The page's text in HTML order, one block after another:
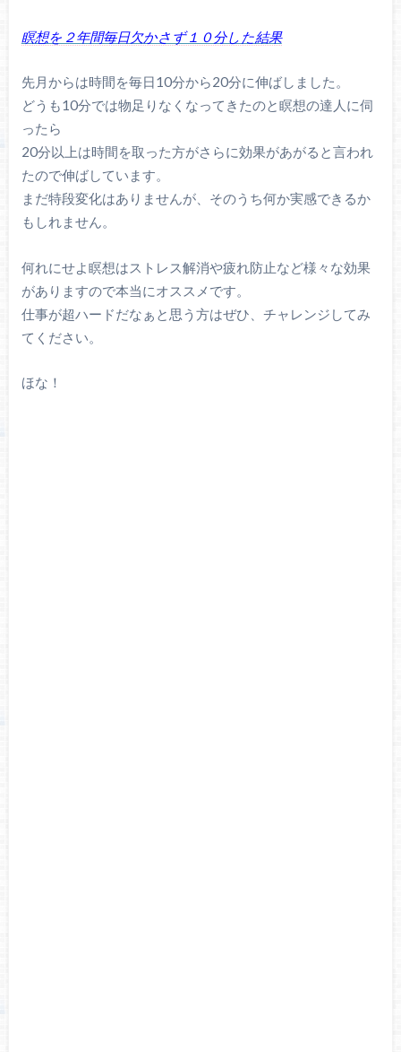
瞑想を２年間毎日欠かさず１０分した結果
先月からは時間を毎日10分から20分に伸ばしました。
どうも10分では物足りなくなってきたのと瞑想の達人に伺
ったら
20分以上は時間を取った方がさらに効果があがると言われ
たので伸ばしています。
まだ特段変化はありませんが、そのうち何か実感できるか
もしれません。
何れにせよ瞑想はストレス解消や疲れ防止など様々な効果
がありますので本当にオススメです。
仕事が超ハードだなぁと思う方はぜひ、チャレンジしてみ
てください。
ほな！